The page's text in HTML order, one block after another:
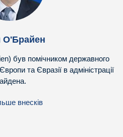
був помічником державного
та Євразії в адміністрації
внесків